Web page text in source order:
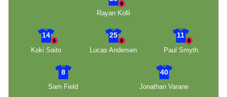
Rayan Kolli
14
Koki Saito
25
Lucas Andersen
11
Paul Smyth
8
Sam Field
40
Jonathan Varane